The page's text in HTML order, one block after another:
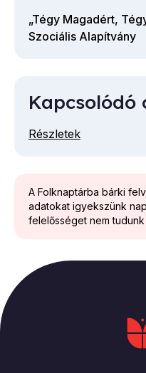
A Folknaptárba bárki
adatokat igyekszünk
felelősséget nem
„Tégy Magadért,
Szociális Alapítvány
Kapcsolódó
Részletek